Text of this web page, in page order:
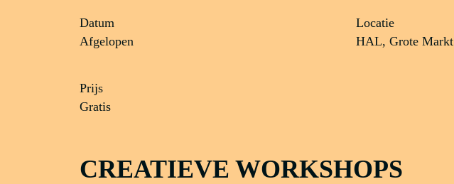
Datum
Afgelopen
Locatie
HAL, Grote Markt
Prijs
Gratis
CREATIEVE WORKSHOPS